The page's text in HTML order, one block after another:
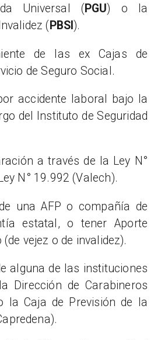
Universal (PGU) o la
( PBSI ).
de las ex Cajas de
de Seguro Social.
accidente laboral bajo la
del Instituto de Seguridad
a través de la Ley N°
N° 19.992 (Valech).
una AFP o compañía de
estatal, o tener Aporte
vejez o de invalidez).
alguna de las instituciones
Dirección de Carabineros
la Caja de Previsión de la